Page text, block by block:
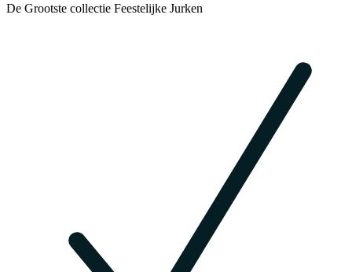
De Grootste collectie Feestelijke Jurken